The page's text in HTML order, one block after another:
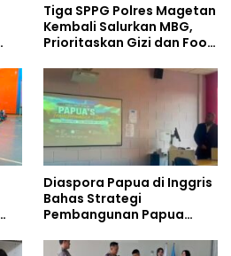
Tiga SPPG Polres Magetan
Kembali Salurkan MBG,
Prioritaskan Gizi dan Food
Diaspora Papua di Inggris
Bahas Strategi
Pembangunan Papua
Doktoral Internasional